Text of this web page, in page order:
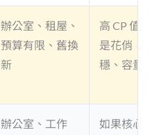
辦公室、租屋、
預算有限、舊換
新
高 CP 值代
是花俏，而
穩、容量大
辦公室、工作
如果核心需